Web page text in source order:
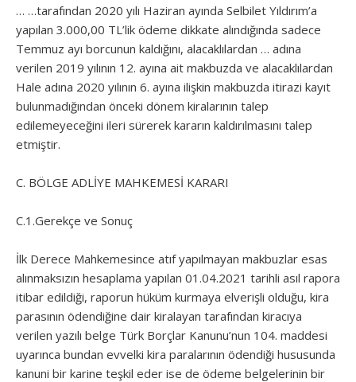
… …tarafından 2020 yılı Haziran ayında Selbilet Yıldırım’a
yapılan 3.000,00 TL’lik ödeme dikkate alındığında sadece
Temmuz ayı borcunun kaldığını, alacaklılardan … adına
verilen 2019 yılının 12. ayına ait makbuzda ve alacaklılardan
Hale adına 2020 yılının 6. ayına ilişkin makbuzda itirazi kayıt
bulunmadığından önceki dönem kiralarının talep
edilemeyeceğini ileri sürerek kararın kaldırılmasını talep
etmiştir.
C. BÖLGE ADLİYE MAHKEMESİ KARARI
C.1.Gerekçe ve Sonuç
İlk Derece Mahkemesince atıf yapılmayan makbuzlar esas
alınmaksızın hesaplama yapılan 01.04.2021 tarihli asıl rapora
itibar edildiği, raporun hüküm kurmaya elverişli olduğu, kira
parasının ödendiğine dair kiralayan tarafından kiracıya
verilen yazılı belge Türk Borçlar Kanunu’nun 104. maddesi
uyarınca bundan evvelki kira paralarının ödendiği hususunda
kanuni bir karine teşkil eder ise de ödeme belgelerinin bir